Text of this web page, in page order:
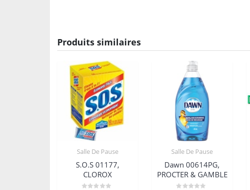
Produits similaires
Salle De Pause
S.O.S 01177,
CLOROX
Salle De Pause
Dawn 00614PG,
PROCTER & GAMBLE